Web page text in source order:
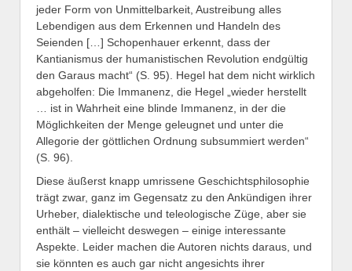
jeder Form von Unmittelbarkeit, Austreibung alles
Lebendigen aus dem Erkennen und Handeln des
Seienden […] Schopenhauer erkennt, dass der
Kantianismus der humanistischen Revolution endgültig
den Garaus macht“ (S. 95). Hegel hat dem nicht wirklich
abgeholfen: Die Immanenz, die Hegel „wieder herstellt
… ist in Wahrheit eine blinde Immanenz, in der die
Möglichkeiten der Menge geleugnet und unter die
Allegorie der göttlichen Ordnung subsummiert werden“
(S. 96).
Diese äußerst knapp umrissene Geschichtsphilosophie
trägt zwar, ganz im Gegensatz zu den Ankündigen ihrer
Urheber, dialektische und teleologische Züge, aber sie
enthält – vielleicht deswegen – einige interessante
Aspekte. Leider machen die Autoren nichts daraus, und
sie könnten es auch gar nicht angesichts ihrer